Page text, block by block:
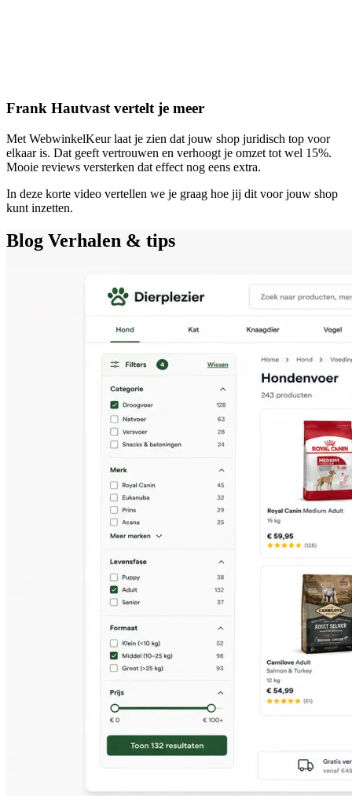
Frank Hautvast vertelt je meer
Met WebwinkelKeur laat je zien dat jouw shop juridisch top voor
elkaar is. Dat geeft vertrouwen en verhoogt je omzet tot wel 15%.
Mooie reviews versterken dat effect nog eens extra.
In deze korte video vertellen we je graag hoe jij dit voor jouw shop
kunt inzetten.
Blog Verhalen & tips